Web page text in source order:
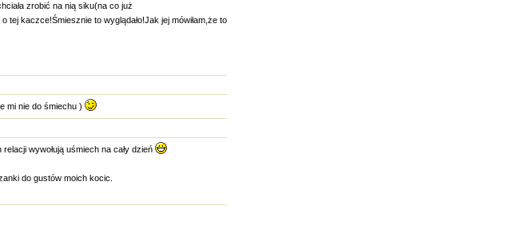
zrobić na nią siku(na co już
tej kaczce!Śmiesznie to wyglądało!Jak jej mówiłam,że to
mi nie do śmiechu )
wywołują uśmiech na cały dzień
do gustów moich kocic.